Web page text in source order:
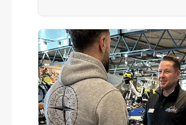
Trelock LS582 Retro
Umwerfer
Shimano FD-M310, Topswing,
Laufradgröße